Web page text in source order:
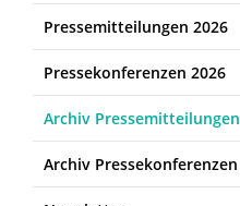
Pressemitteilungen 2026
Pressekonferenzen 2026
Archiv Pressemitteilungen
Archiv Pressekonferenzen